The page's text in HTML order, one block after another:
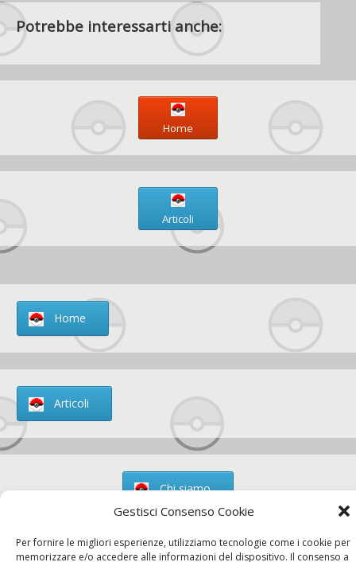
Gestisci Consenso Cookie
Per fornire le migliori esperienze, utilizziamo tecnologie come i cookie per
memorizzare e/o accedere alle informazioni del dispositivo. Il consenso a
Potrebbe interessarti anche:
Home
Articoli
Home
Articoli
Chi siamo